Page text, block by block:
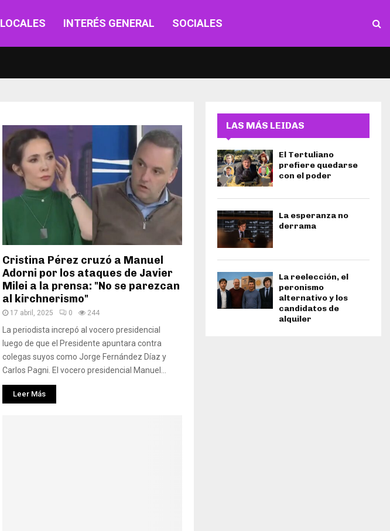
LOCALES INTERÉS GENERAL SOCIALES
Cristina Pérez cruzó a Manuel
Adorni por los ataques de Javier
Milei a la prensa: "No se parezcan
al kirchnerismo"
17 abril, 2025 0 244
La periodista increpó al vocero presidencial
luego de que el Presidente apuntara contra
colegas suyos como Jorge Fernández Díaz y
Carlos Pagni. El vocero presidencial Manuel...
Leer Más
LAS MÁS LEIDAS
El Tertuliano
prefiere quedarse
con el poder
La esperanza no
derrama
La reelección, el
peronismo
alternativo y los
candidatos de
alquiler